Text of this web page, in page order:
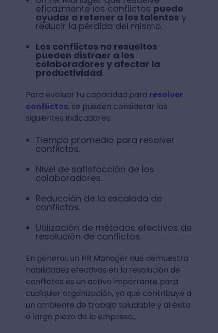
eficazmente los conflictos puede
ayudar a retener a los talentos y
reducir la pérdida del mismo.
Los conflictos no resueltos
pueden distraer a los
colaboradores y afectar la
productividad.
Para evaluar tu capacidad para resolver
conflictos, se pueden considerar los
siguientes indicadores:
Tiempo promedio para resolver
conflictos.
Nivel de satisfacción de los
colaboradores.
Reducción de la escalada de
conflictos.
Utilización de métodos efectivos de
resolución de conflictos.
En general, un HR Manager que demuestra
habilidades efectivas en la resolución de
conflictos es un activo importante para
cualquier organización, ya que contribuye a
un ambiente de trabajo saludable y al éxito
a largo plazo de la empresa.